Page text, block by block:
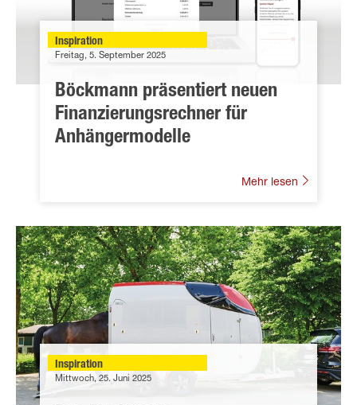
Inspiration
Freitag, 5. September 2025
Böckmann präsentiert neuen
Finanzierungsrechner für
Anhängermodelle
Mehr lesen
Inspiration
Mittwoch, 25. Juni 2025